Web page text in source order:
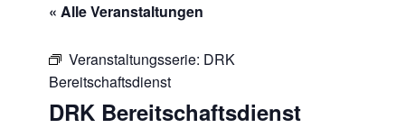
« Alle Veranstaltungen
Veranstaltungsserie: DRK
Bereitschaftsdienst
DRK Bereitschaftsdienst